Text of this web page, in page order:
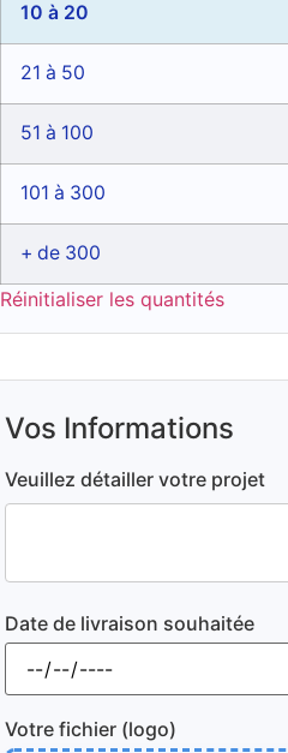
10 à 20
21 à 50
51 à 100
101 à 300
+ de 300
Réinitialiser les quantités
Vos Informations
Veuillez détailler votre projet
Date de livraison souhaitée
Votre fichier (logo)